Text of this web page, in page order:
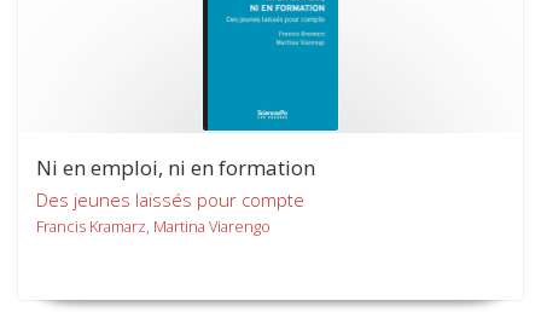
Ni en emploi, ni en formation
Des jeunes laissés pour compte
Francis Kramarz, Martina Viarengo